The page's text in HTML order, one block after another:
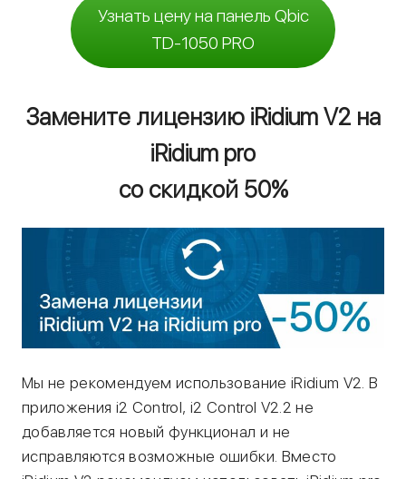
Узнать цену на панель Qbic
TD-1050 PRO
Замените лицензию iRidium V2 на
iRidium pro
со скидкой 50%
Мы не рекомендуем использование iRidium V2. В
приложения i2 Control, i2 Control V2.2 не
добавляется новый функционал и не
исправляются возможные ошибки. Вместо